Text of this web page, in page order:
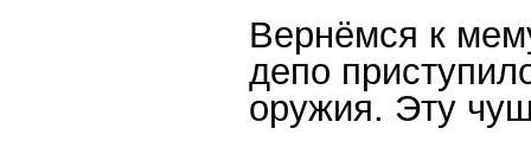
Вернёмся к
депо
оружия. Эту